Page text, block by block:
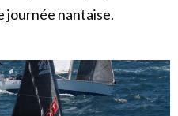
journée nantaise.